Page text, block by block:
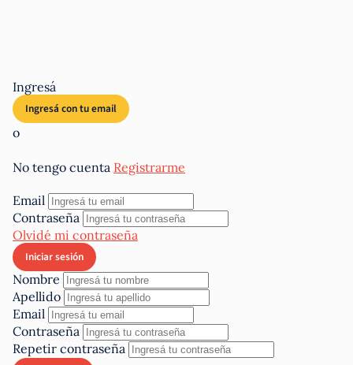
Ingresá
o
No tengo cuenta Registrarme
Email
Contraseña
Olvidé mi contraseña
Nombre
Apellido
Email
Contraseña
Repetir contraseña